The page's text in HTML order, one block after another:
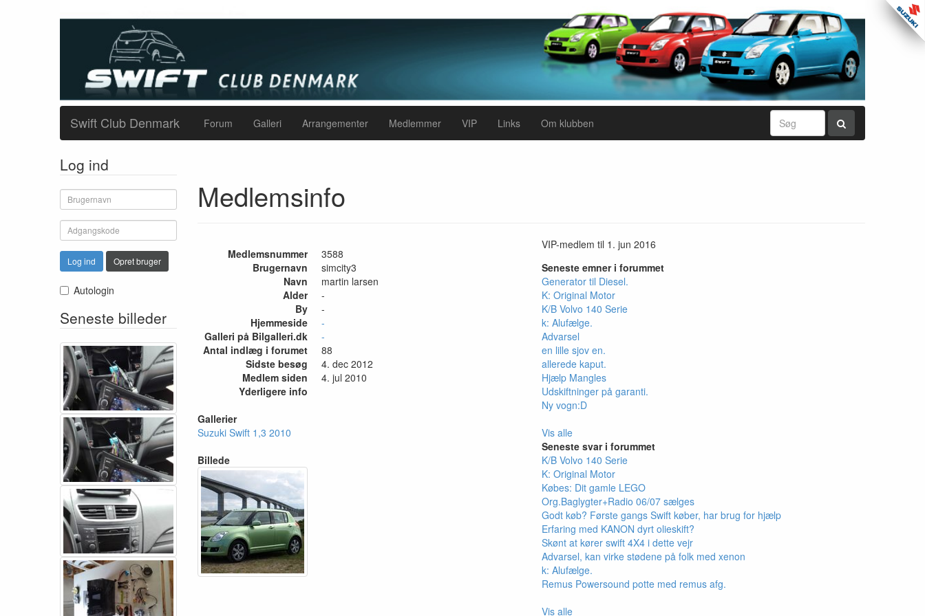
Swift Club Denmark Forum Galleri Arrangementer Medlemmer VIP Links Om klubben
Medlemsinfo
Medlemsnummer
3588
Brugernavn
simcity3
Navn
martin larsen
Alder
-
By
-
Hjemmeside
-
Galleri på Bilgalleri.dk
-
Antal indlæg i forumet
88
Sidste besøg
4. dec 2012
Medlem siden
4. jul 2010
Yderligere info
Gallerier
Suzuki Swift 1,3 2010
Billede
VIP-medlem til 1. jun 2016
Seneste emner i forummet
Generator til Diesel.
K: Original Motor
K/B Volvo 140 Serie
k: Alufælge.
Advarsel
en lille sjov en.
allerede kaput.
Hjælp Mangles
Udskiftninger på garanti.
Ny vogn:D
Vis alle
Seneste svar i forummet
K/B Volvo 140 Serie
K: Original Motor
Købes: Dit gamle LEGO
Org.Baglygter+Radio 06/07 sælges
Godt køb? Første gangs Swift køber, har brug for hjælp
Erfaring med KANON dyrt olieskift?
Skønt at kører swift 4X4 i dette vejr
Advarsel, kan virke stødene på folk med xenon
k: Alufælge.
Remus Powersound potte med remus afg.
Vis alle
Log ind
Log ind Opret bruger
Autologin
Seneste billeder